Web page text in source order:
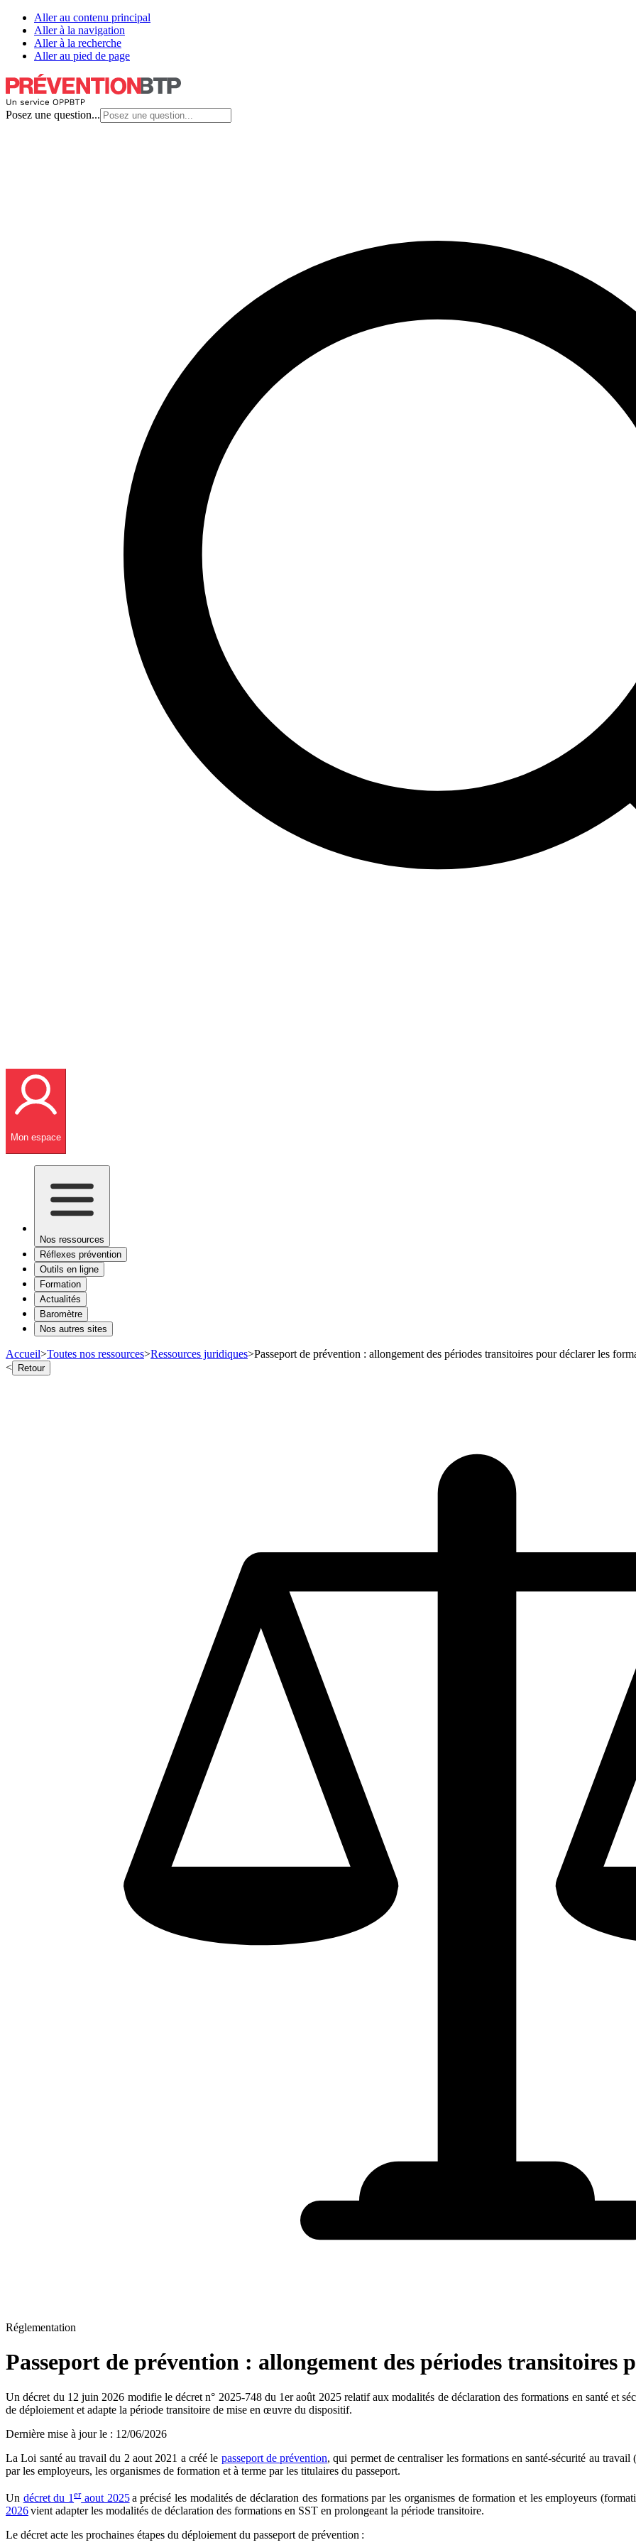
Aller au contenu principal
Aller à la navigation
Aller à la recherche
Aller au pied de page
Posez une question...
Mon espace
Nos ressources
Réflexes prévention
Outils en ligne
Formation
Actualités
Baromètre
Nos autres sites
Accueil>Toutes nos ressources>Ressources juridiques>Passeport de prévention : allongement des périodes transitoires pour déclarer les
< Retour
Réglementation
Passeport de prévention : allongement des périodes transitoires
Un décret du 12 juin 2026 modifie le décret n° 2025-748 du 1er août 2025 relatif aux modalités de déclaration des formations en santé et
de déploiement et adapte la période transitoire de mise en œuvre du dispositif.
Dernière mise à jour le : 12/06/2026
La Loi santé au travail du 2 aout 2021 a créé le passeport de prévention, qui permet de centraliser les formations en santé-sécurité au
par les employeurs, les organismes de formation et à terme par les titulaires du passeport.
Un décret du 1eraout 2025a précisé les modalités de déclaration des formations par les organismes de formation et les employeurs
2026vient adapter les modalités de déclaration des formations en SST en prolongeant la période transitoire.
Le décret acte les prochaines étapes du déploiement du passeport de prévention :